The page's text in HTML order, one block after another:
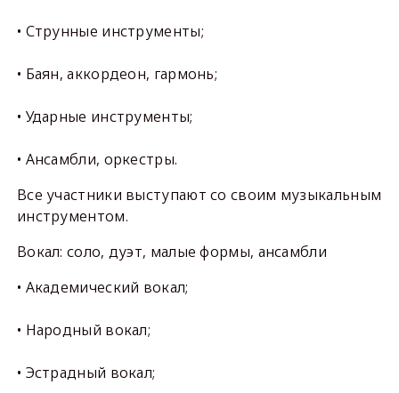
• Струнные инструменты;
• Баян, аккордеон, гармонь;
• Ударные инструменты;
• Ансамбли, оркестры.
Все участники выступают со своим музыкальным
инструментом.
Вокал: соло, дуэт, малые формы, ансамбли
• Академический вокал;
• Народный вокал;
• Эстрадный вокал;